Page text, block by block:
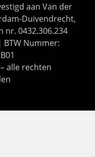
aan Van der
Duivendrecht,
nr. 0432.306.234
BTW Nummer:
alle rechten